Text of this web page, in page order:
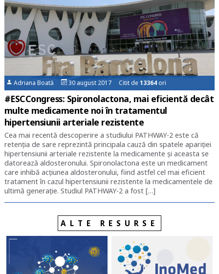
Adriana Boată 30 august 2017 Citit de13364 ori
#ESCCongress: Spironolactona, mai eficientă decât
multe medicamente noi în tratamentul
hipertensiunii arteriale rezistente
Cea mai recentă descoperire a studiului PATHWAY-2 este că
retenția de sare reprezintă principala cauză din spatele apariției
hipertensiunii arteriale rezistente la medicamente și aceasta se
datorează aldosteronului. Spironolactona este un medicament
care inhibă acțiunea aldosteronului, fiind astfel cel mai eficient
tratament în cazul hipertensiunii rezistente la medicamentele de
ultimă generație. Studiul PATHWAY-2 a fost […]
ALTE RESURSE